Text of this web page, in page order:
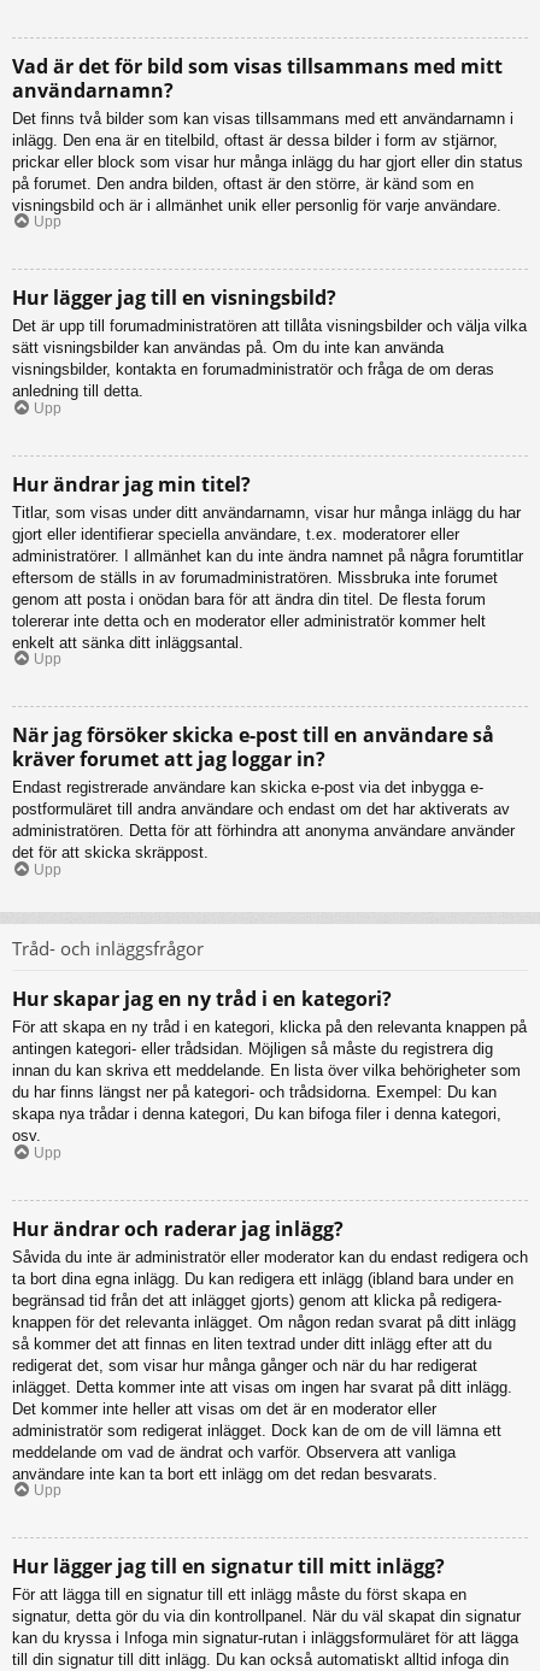
Vad är det för bild som visas tillsammans med mitt
användarnamn?
Det finns två bilder som kan visas tillsammans med ett användarnamn i
inlägg. Den ena är en titelbild, oftast är dessa bilder i form av stjärnor,
prickar eller block som visar hur många inlägg du har gjort eller din status
på forumet. Den andra bilden, oftast är den större, är känd som en
visningsbild och är i allmänhet unik eller personlig för varje användare.
Upp
Hur lägger jag till en visningsbild?
Det är upp till forumadministratören att tillåta visningsbilder och välja vilka
sätt visningsbilder kan användas på. Om du inte kan använda
visningsbilder, kontakta en forumadministratör och fråga de om deras
anledning till detta.
Upp
Hur ändrar jag min titel?
Titlar, som visas under ditt användarnamn, visar hur många inlägg du har
gjort eller identifierar speciella användare, t.ex. moderatorer eller
administratörer. I allmänhet kan du inte ändra namnet på några forumtitlar
eftersom de ställs in av forumadministratören. Missbruka inte forumet
genom att posta i onödan bara för att ändra din titel. De flesta forum
tolererar inte detta och en moderator eller administratör kommer helt
enkelt att sänka ditt inläggsantal.
Upp
När jag försöker skicka e-post till en användare så
kräver forumet att jag loggar in?
Endast registrerade användare kan skicka e-post via det inbygga e-
postformuläret till andra användare och endast om det har aktiverats av
administratören. Detta för att förhindra att anonyma användare använder
det för att skicka skräppost.
Upp
Tråd- och inläggsfrågor
Hur skapar jag en ny tråd i en kategori?
För att skapa en ny tråd i en kategori, klicka på den relevanta knappen på
antingen kategori- eller trådsidan. Möjligen så måste du registrera dig
innan du kan skriva ett meddelande. En lista över vilka behörigheter som
du har finns längst ner på kategori- och trådsidorna. Exempel: Du kan
skapa nya trådar i denna kategori, Du kan bifoga filer i denna kategori,
osv.
Upp
Hur ändrar och raderar jag inlägg?
Såvida du inte är administratör eller moderator kan du endast redigera och
ta bort dina egna inlägg. Du kan redigera ett inlägg (ibland bara under en
begränsad tid från det att inlägget gjorts) genom att klicka på redigera-
knappen för det relevanta inlägget. Om någon redan svarat på ditt inlägg
så kommer det att finnas en liten textrad under ditt inlägg efter att du
redigerat det, som visar hur många gånger och när du har redigerat
inlägget. Detta kommer inte att visas om ingen har svarat på ditt inlägg.
Det kommer inte heller att visas om det är en moderator eller
administratör som redigerat inlägget. Dock kan de om de vill lämna ett
meddelande om vad de ändrat och varför. Observera att vanliga
användare inte kan ta bort ett inlägg om det redan besvarats.
Upp
Hur lägger jag till en signatur till mitt inlägg?
För att lägga till en signatur till ett inlägg måste du först skapa en
signatur, detta gör du via din kontrollpanel. När du väl skapat din signatur
kan du kryssa i Infoga min signatur-rutan i inläggsformuläret för att lägga
till din signatur till ditt inlägg. Du kan också automatiskt alltid infoga din